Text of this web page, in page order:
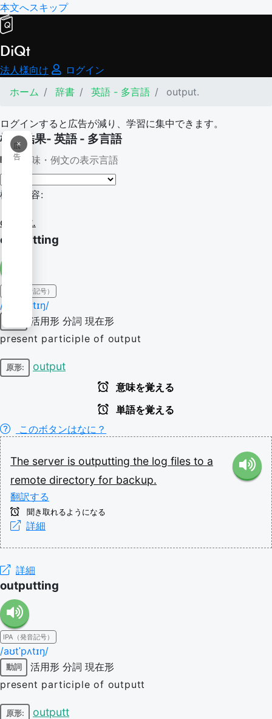
本文へスキップ
DiQt
法人様向け
ログイン
ホーム
辞書 英語 - 多言語 output.
ログインすると広告が減り、学習に集中できます。
×
広
告
検索結果- 英語 - 多言語
意味・例文の表示言語
検索内容:
output.
outputting
IPA（発音記号）
/ˈaʊtpʊtɪŋ/
活用形 分詞 現在形
present participle of output
原形: output
意味を覚える
単語を覚える
このボタンはなに？
The server is outputting the log files to a
remote directory for backup.
翻訳する
聞き取れるようになる
詳細
詳細
outputting
IPA（発音記号）
/aʊtˈpʌtɪŋ/
動詞 活用形 分詞 現在形
present participle of outputt
原形: outputt